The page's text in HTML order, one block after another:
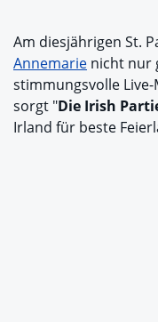
Am diesjährigen St.
Annemarie nicht nur
stimmungsvolle
sorgt "Die Irish
Irland für beste